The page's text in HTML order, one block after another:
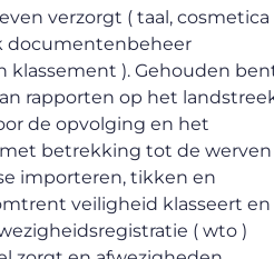
verzorgt ( taal, cosmetica
documentenbeheer
klassement ). Gehouden
rapporten op het
de opvolging en het
betrekking tot de werven
importeren, tikken en
veiligheid klasseert en
( wto )